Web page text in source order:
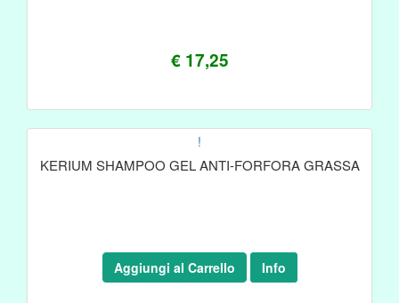
€ 17,25
!
KERIUM SHAMPOO GEL ANTI-FORFORA GRASSA
Aggiungi al Carrello Info